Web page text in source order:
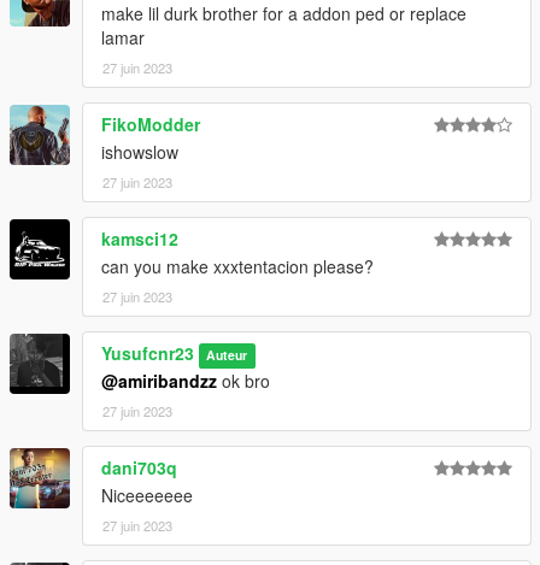
make lil durk brother for a addon ped or replace
lamar
27 juin 2023
FikoModder
ishowslow
27 juin 2023
kamsci12
can you make xxxtentacion please?
27 juin 2023
Yusufcnr23 Auteur
@amiribandzz ok bro
27 juin 2023
dani703q
Niceeeeeee
27 juin 2023